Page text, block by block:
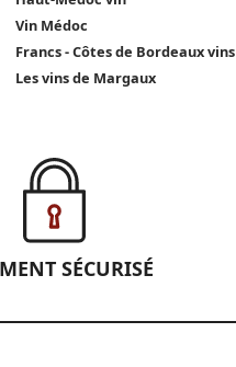
Vin Médoc
Francs - Côtes de Bordeaux vins
Les vins de Margaux
SÉCURISÉ